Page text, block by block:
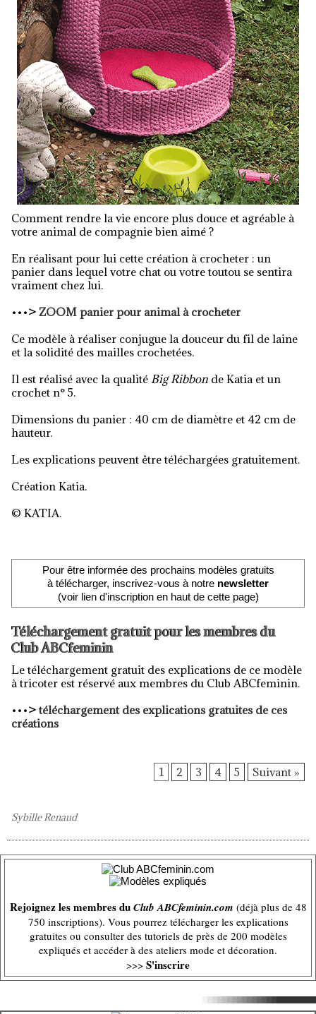
Comment rendre la vie encore plus douce et agréable à
votre animal de compagnie bien aimé ?
En réalisant pour lui cette création à crocheter : un
panier dans lequel votre chat ou votre toutou se sentira
vraiment chez lui.
•••> ZOOM panier pour animal à crocheter
Ce modèle à réaliser conjugue la douceur du fil de laine
et la solidité des mailles crochetées.
Il est réalisé avec la qualité Big Ribbon de Katia et un
crochet n° 5.
Dimensions du panier : 40 cm de diamètre et 42 cm de
hauteur.
Les explications peuvent être téléchargées gratuitement.
Création Katia.
© KATIA.
Pour être informée des prochains modèles gratuits
à télécharger, inscrivez-vous à notre newsletter
(voir lien d'inscription en haut de cette page)
Téléchargement gratuit pour les membres du
Club ABCfeminin
Le téléchargement gratuit des explications de ce modèle
à tricoter est réservé aux membres du Club ABCfeminin.
•••> téléchargement des explications gratuites de ces
créations
1 2 3 4 5 Suivant »
Sybille Renaud
Rejoignez les membres duClub ABCfeminin.com (déjà plus de 48
750 inscriptions). Vous pourrez télécharger les explications
gratuites ou consulter des tutoriels de près de 200 modèles
expliqués et accéder à des ateliers mode et décoration.
>>> S'inscrire